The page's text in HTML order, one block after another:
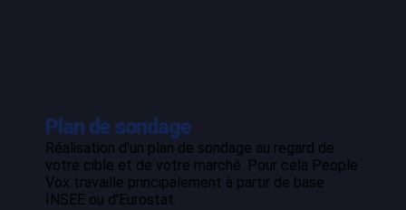
Plan de sondage
Réalisation d'un plan de sondage au regard de
votre cible et de votre marché. Pour cela People
Vox travaille principalement à partir de base
INSEE ou d'Eurostat.